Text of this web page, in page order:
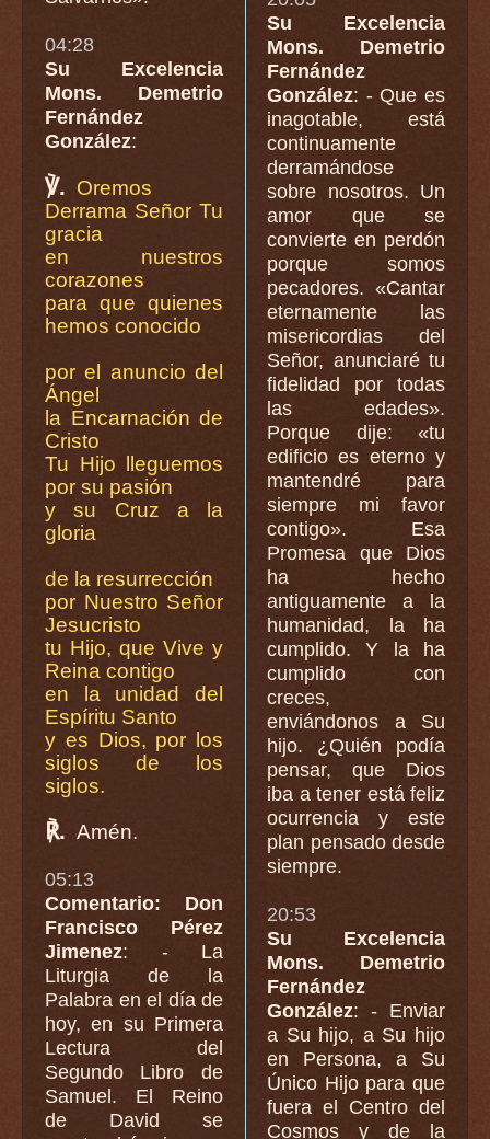
04:28
Su Excelencia
Mons. Demetrio
Fernández
González:
℣. Oremos
Derrama Señor Tu
gracia
en nuestros
corazones
para que quienes
hemos conocido
por el anuncio del
Ángel
la Encarnación de
Cristo
Tu Hijo lleguemos
por su pasión
y su Cruz a la
gloria
de la resurrección
por Nuestro Señor
Jesucristo
tu Hijo, que Vive y
Reina contigo
en la unidad del
Espíritu Santo
y es Dios, por los
siglos de los
siglos.
℟. Amén.
05:13
Comentario: Don
Francisco Pérez
Jimenez: - La
Liturgia de la
Palabra en el día de
hoy, en su Primera
Lectura del
Segundo Libro de
Samuel. El Reino
de David se
Su Excelencia
Mons. Demetrio
Fernández
González: - Que es
inagotable, está
continuamente
derramándose
sobre nosotros. Un
amor que se
convierte en perdón
porque somos
pecadores. «Cantar
eternamente las
misericordias del
Señor, anunciaré tu
fidelidad por todas
las edades».
Porque dije: «tu
edificio es eterno y
mantendré para
siempre mi favor
contigo». Esa
Promesa que Dios
ha hecho
antiguamente a la
humanidad, la ha
cumplido. Y la ha
cumplido con
creces,
enviándonos a Su
hijo. ¿Quién podía
pensar, que Dios
iba a tener está feliz
ocurrencia y este
plan pensado desde
siempre.
20:53
Su Excelencia
Mons. Demetrio
Fernández
González: - Enviar
a Su hijo, a Su hijo
en Persona, a Su
Único Hijo para que
fuera el Centro del
Cosmos y de la